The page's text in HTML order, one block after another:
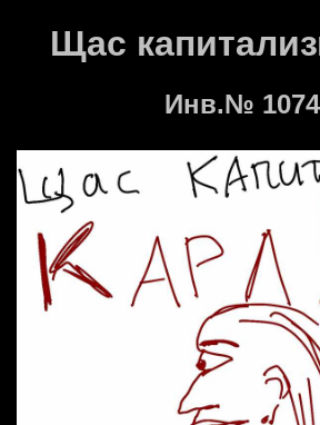
Щас
Инв.№